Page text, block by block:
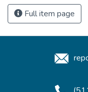
Full item page